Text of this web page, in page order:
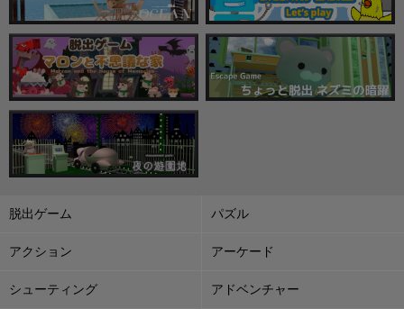
脱出ゲーム パズル
アクション アーケード
シューティング アドベンチャー